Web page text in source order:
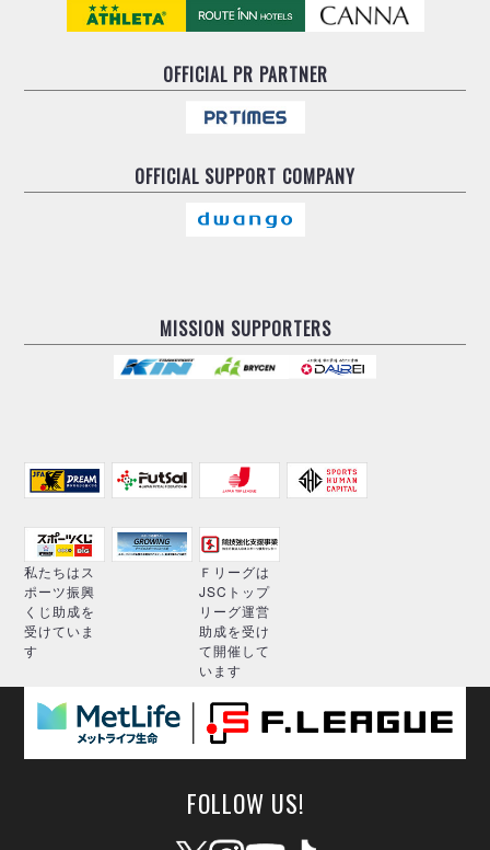
OFFICIALPR PARTNER
OFFICIAL SUPPORT COMPANY
MISSION SUPPORTERS
私たちはス
ポーツ振興
くじ助成を
受けていま
す
Ｆリーグは
JSCトップ
リーグ運営
助成を受け
て開催して
います
FOLLOW US!